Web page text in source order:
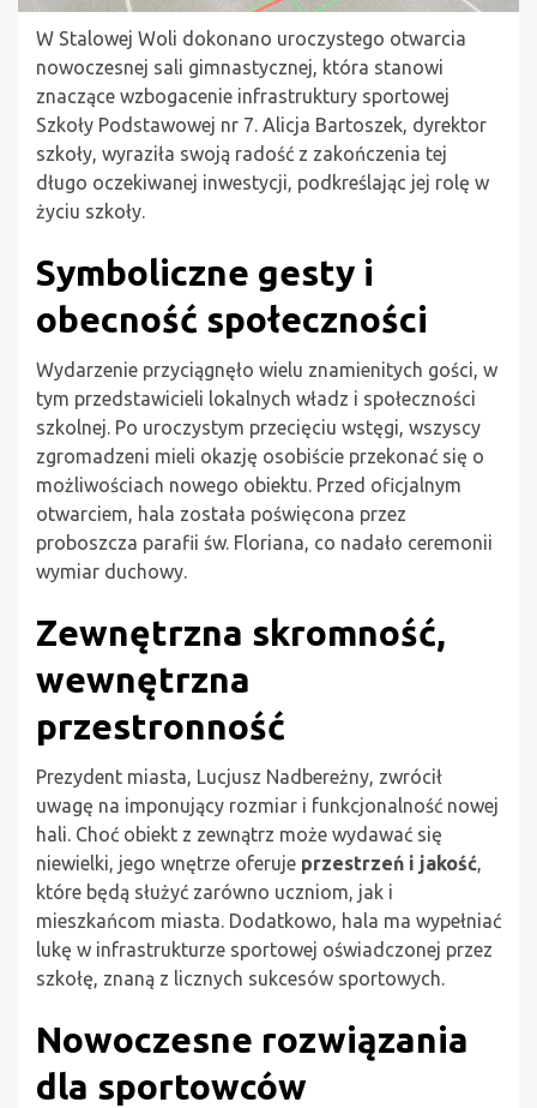
W Stalowej Woli dokonano uroczystego otwarcia
nowoczesnej sali gimnastycznej, która stanowi
znaczące wzbogacenie infrastruktury sportowej
Szkoły Podstawowej nr 7. Alicja Bartoszek, dyrektor
szkoły, wyraziła swoją radość z zakończenia tej
długo oczekiwanej inwestycji, podkreślając jej rolę w
życiu szkoły.
Symboliczne gesty i
obecność społeczności
Wydarzenie przyciągnęło wielu znamienitych gości, w
tym przedstawicieli lokalnych władz i społeczności
szkolnej. Po uroczystym przecięciu wstęgi, wszyscy
zgromadzeni mieli okazję osobiście przekonać się o
możliwościach nowego obiektu. Przed oficjalnym
otwarciem, hala została poświęcona przez
proboszcza parafii św. Floriana, co nadało ceremonii
wymiar duchowy.
Zewnętrzna skromność,
wewnętrzna
przestronność
Prezydent miasta, Lucjusz Nadbereżny, zwrócił
uwagę na imponujący rozmiar i funkcjonalność nowej
hali. Choć obiekt z zewnątrz może wydawać się
niewielki, jego wnętrze oferuje przestrzeń i jakość,
które będą służyć zarówno uczniom, jak i
mieszkańcom miasta. Dodatkowo, hala ma wypełniać
lukę w infrastrukturze sportowej oświadczonej przez
szkołę, znaną z licznych sukcesów sportowych.
Nowoczesne rozwiązania
dla sportowców